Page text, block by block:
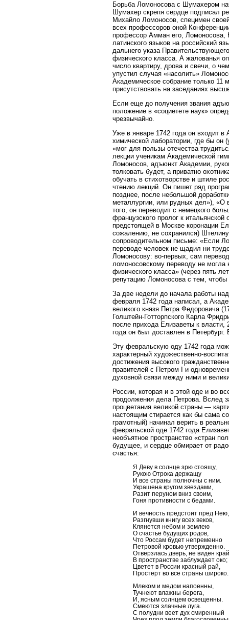
Борьба Ломоносова с Шумахером
Шумахер скрепя сердце подписал
Михайло Ломоносов, специмен
всех профессоров оной
профессор Амман его, Ломоносова,
латинского языков на российский
дальнего указа
физического класса. А жалованья
число квартиру, дрова и свечи, о
упустил случая «насолить»
Академическое собрание только
присутствовать на заседаниях
Если еще до получения звания
положение в «социетете наук»
чрезвычайно.
Уже в январе 1742 года он входит
химической лаборатории, где бы
«мог для пользы отечества
лекции ученикам Академической
Ломоносов, адъюнкт Академии,
толковать будет, а приватно
обучать в стихотворстве и штиле
чтению лекций. Он пишет ряд
позднее, после небольшой
металлургии, или рудных дел»), «О
того, он переводит с немецкого
французского пролог к
предстоящей в Москве коронации
сожалению, не сохранился)
сопроводительном письме: «Если
переводе человек не щадил ни
Ломоносову: во-первых, сам
ломоносовскому переводу не
физического класса» (через пять
репутацию Ломоносова с тем, чтобы
За две недели до начала работы
февраля 1742 года написал, а
великого князя Петра Федоровича
Голштейн-Готторпского Карла
после прихода Елизаветы к власти,
года он был доставлен в
Эту февральскую оду 1742 года
характерный художественно-
достижения высокого
правителей с Петром I и
духовной связи между ними и
России, которая и в этой оде и во
продолжения дела Петрова. Вслед
процветания великой страны —
настоящим стирается как бы сама
грамотный) начинал верить в
февральской оде 1742 года
необъятное пространство «стран
будущее, и сердце обмирает от
счастья:
Я Деву в солнце зрю стоящу,
Рукою Отрока держащу
И все страны полночны с ним.
Украшена кругом звездами,
Разит перуном вниз своим,
Гоня противности с бедами.
И вечность предстоит пред Нею,
Разгнувши книгу всех веков,
Клянется небом и землею
О счастье будущих родов,
Что Россам будет непременно
Петровой кровью утвержденно.
Отверзлась дверь, не виден
В пространстве заблуждает око;
Цветет в России красный рай,
Простерт во все страны широко.
Млеком и медом напоенны,
Тучнеют влажны берега,
И, ясным солнцем освещенны.
Смеются злачные луга.
С полудни веет дух смиренный